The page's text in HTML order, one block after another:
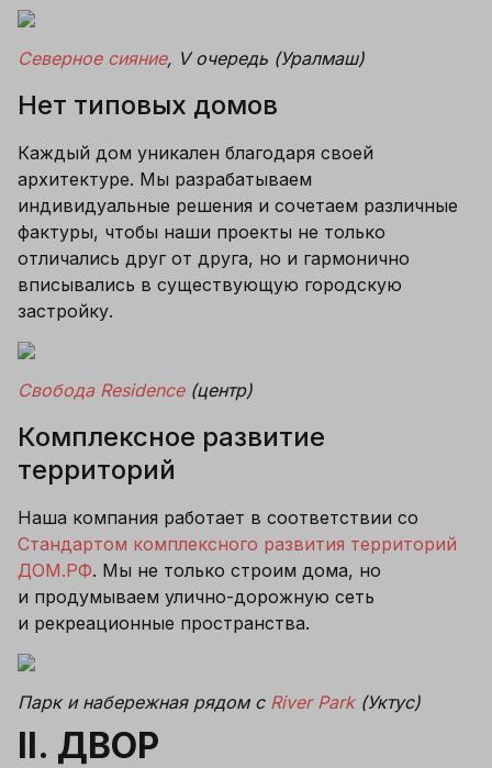
Северное сияние, V очередь (Уралмаш)
Нет типовых домов
Каждый дом уникален благодаря своей
архитектуре. Мы разрабатываем
индивидуальные решения и сочетаем различные
фактуры, чтобы наши проекты не только
отличались друг от друга, но и гармонично
вписывались в существующую городскую
застройку.
Свобода Residence (центр)
Комплексное развитие
территорий
Наша компания работает в соответствии со
Стандартом комплексного развития территорий
ДОМ.РФ. Мы не только строим дома, но
и продумываем улично-дорожную сеть
и рекреационные пространства.
Парк и набережная рядом с River Park (Уктус)
II. ДВОР